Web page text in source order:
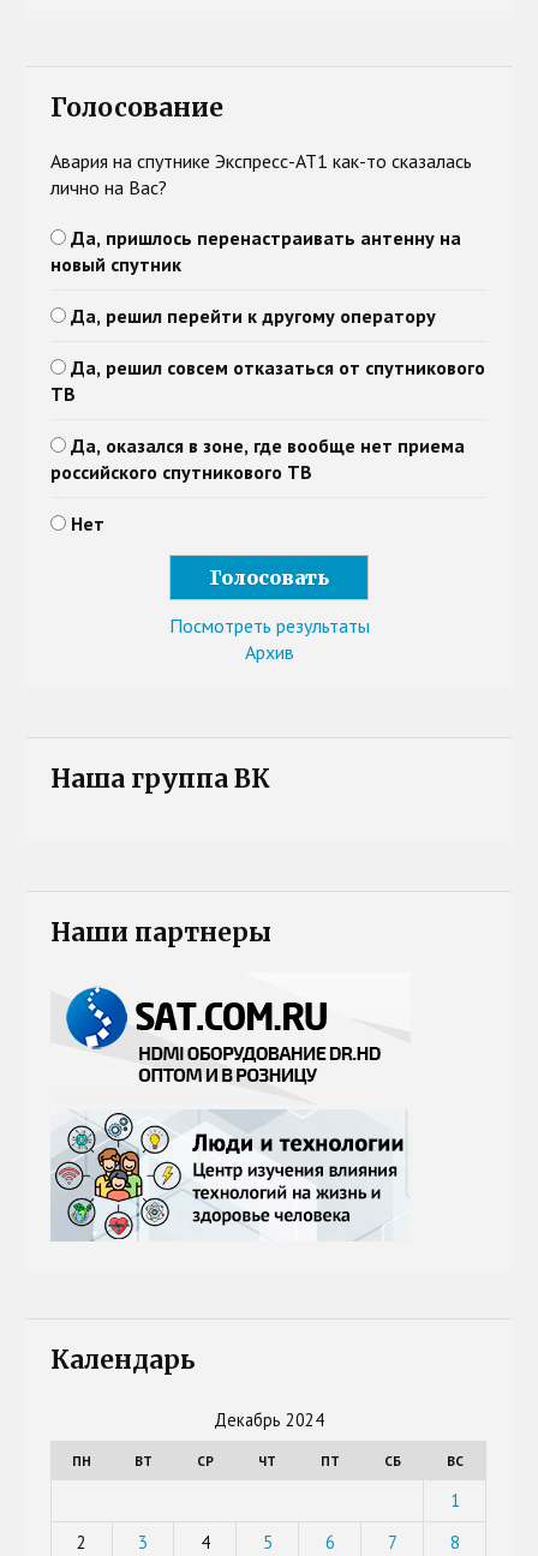
Голосование
Авария на спутнике Экспресс-АТ1 как-то сказалась
лично на Вас?
Да, пришлось перенастраивать антенну на
новый спутник
Да, решил перейти к другому оператору
Да, решил совсем отказаться от спутникового
ТВ
Да, оказался в зоне, где вообще нет приема
российского спутникового ТВ
Нет
Посмотреть результаты
Архив
Наша группа ВК
Наши партнеры
Календарь
Декабрь 2024
ПН ВТ СР ЧТ ПТ СБ ВС
1
2
3 4 5 6 7
8